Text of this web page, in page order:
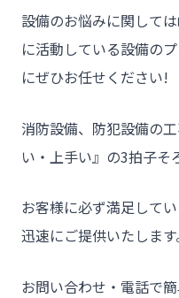
設備のお悩みに関して
に活動している設備の
にぜひお任せください!
消防設備、防犯設備の
い・上手い』の3拍子そ
お客様に必ず満足して
迅速にご提供いたします
お問い合わせ・電話で